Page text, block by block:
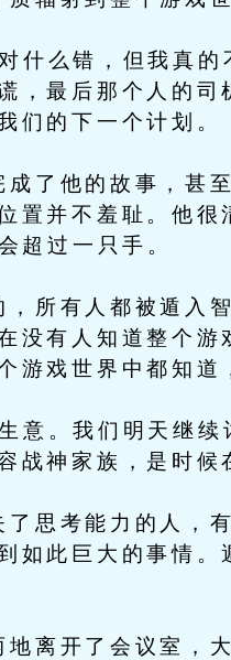
么错，但我真的
，最后那个人的
们的下一个计划。
了他的故事，甚
置并不羞耻。他
超过一只手。
所有人都被遁入智
没有人知道整个
游戏世界中都知道
。我们明天继续
战神家族，是时候
思考能力的人，
如此巨大的事情
离开了会议室，大